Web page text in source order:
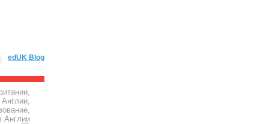
edUK Blog
Англии,
Англии